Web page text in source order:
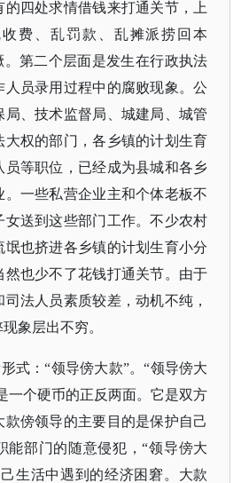
四处求情借钱来打通关节，上
费、乱罚款、乱摊派捞回本
。第二个层面是发生在行政执法
员录用过程中的腐败现象。公
、技术监督局、城建局、城管
大权的部门，各乡镇的计划生育
员等职位，已经成为县城和各乡
一些私营企业主和个体老板不
女送到这些部门工作。不少农村
也挤进各乡镇的计划生育小分
然也少不了花钱打通关节。由于
法人员素质较差，动机不纯，
象层出不穷。
式：“领导傍大款”。“领导傍大
一个硬币的正反两面。它是双方
傍领导的主要目的是保护自己
能部门的随意侵犯，“领导傍大
生活中遇到的经济困窘。大款